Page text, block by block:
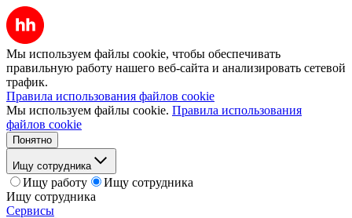
Мы используем файлы cookie, чтобы обеспечивать
правильную работу нашего веб-сайта и анализировать сетевой
трафик.
Правила использования файлов cookie
Мы используем файлы cookie. Правила использования
файлов cookie
Понятно
Ищу сотрудника
Ищу работу
Ищу сотрудника
Ищу сотрудника
Сервисы